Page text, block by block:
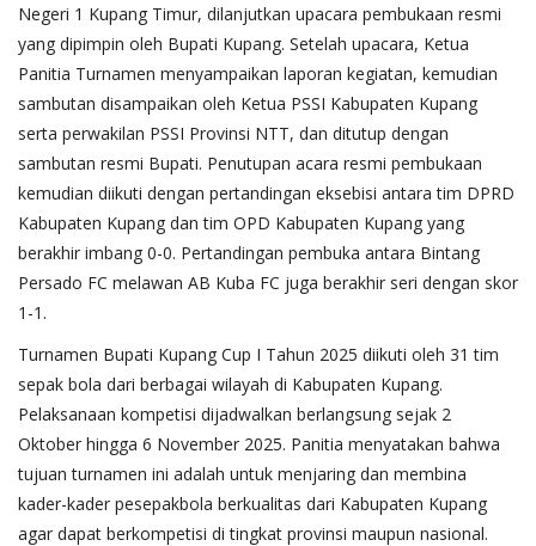
Negeri 1 Kupang Timur, dilanjutkan upacara pembukaan resmi
yang dipimpin oleh Bupati Kupang. Setelah upacara, Ketua
Panitia Turnamen menyampaikan laporan kegiatan, kemudian
sambutan disampaikan oleh Ketua PSSI Kabupaten Kupang
serta perwakilan PSSI Provinsi NTT, dan ditutup dengan
sambutan resmi Bupati. Penutupan acara resmi pembukaan
kemudian diikuti dengan pertandingan eksebisi antara tim DPRD
Kabupaten Kupang dan tim OPD Kabupaten Kupang yang
berakhir imbang 0-0. Pertandingan pembuka antara Bintang
Persado FC melawan AB Kuba FC juga berakhir seri dengan skor
1-1.
Turnamen Bupati Kupang Cup I Tahun 2025 diikuti oleh 31 tim
sepak bola dari berbagai wilayah di Kabupaten Kupang.
Pelaksanaan kompetisi dijadwalkan berlangsung sejak 2
Oktober hingga 6 November 2025. Panitia menyatakan bahwa
tujuan turnamen ini adalah untuk menjaring dan membina
kader-kader pesepakbola berkualitas dari Kabupaten Kupang
agar dapat berkompetisi di tingkat provinsi maupun nasional.